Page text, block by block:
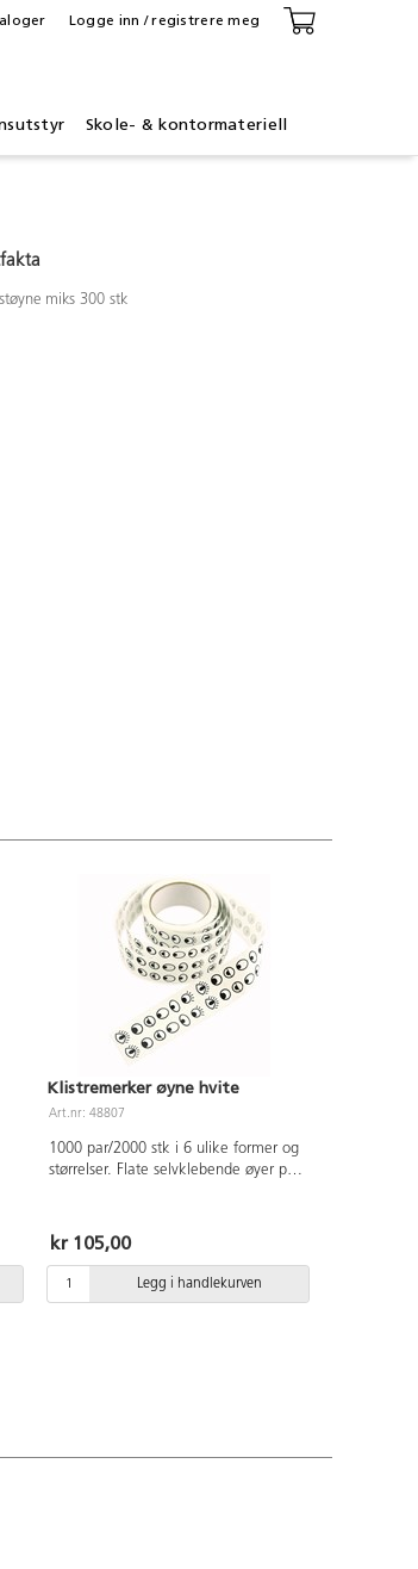
Skole- & kontormateriell
Logge inn / registrere meg
miks 300 stk
Klistremerker øyne hvite
Art.nr: 48807
1000 par/2000 stk i 6 ulike former og
størrelser. Flate selvklebende øyer på
kr 105,00
Legg i handlekurven